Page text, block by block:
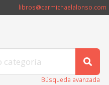
libros@carmichaelalonso.com
Búsqueda avanzada